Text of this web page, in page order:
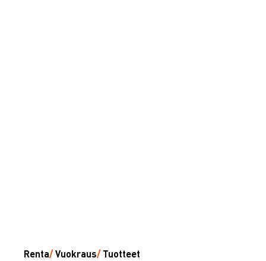
Renta/Vuokraus/ Tuotteet